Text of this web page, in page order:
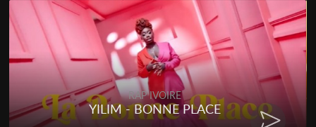
RAP IVOIRE
YILIM - BONNE PLACE